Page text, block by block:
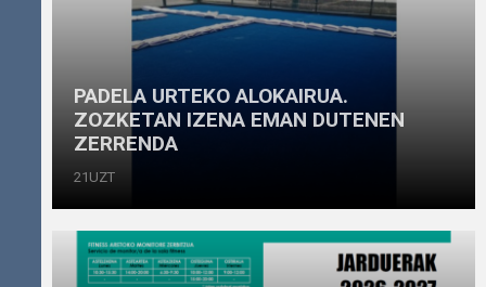
PADELA URTEKO ALOKAIRUA.
ZOZKETAN IZENA EMAN DUTENEN
ZERRENDA
21UZT